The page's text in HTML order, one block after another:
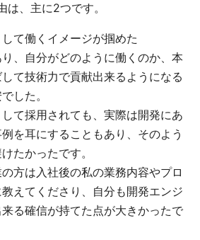
は、主に2つです。
て働くイメージが掴めた
、自分がどのように働くのか、本
て技術力で貢献出来るようになる
した。
て採用されても、実際は開発にあ
を耳にすることもあり、そのよう
たかったです。
方は入社後の私の業務内容やプロ
えてくださり、自分も開発エンジ
る確信が持てた点が大きかったで